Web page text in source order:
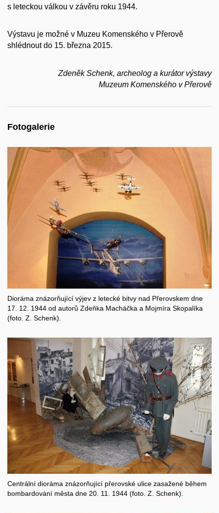
s leteckou válkou v závěru roku 1944.
Výstavu je možné v Muzeu Komenského v Přerově
shlédnout do 15. března 2015.
Zdeněk Schenk, archeolog a kurátor výstavy
Muzeum Komenského v Přerově
Fotogalerie
Dioráma znázorňující výjev z letecké bitvy nad Přerovskem dne
17. 12. 1944 od autorů Zdeňka Macháčka a Mojmíra Skopalíka
(foto. Z. Schenk).
Centrální dioráma znázorňující přerovské ulice zasažené během
bombardování města dne 20. 11. 1944 (foto. Z. Schenk).